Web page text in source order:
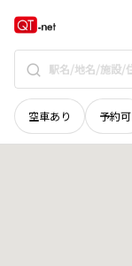
空車あり 予約可
徳島県